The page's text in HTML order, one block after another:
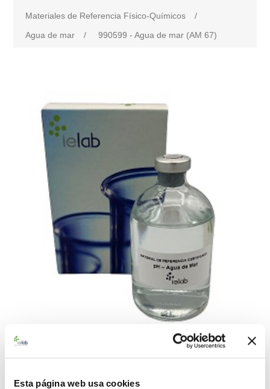
Esta página web usa cookies
Materiales de Referencia Físico-Químicos
/
Agua de mar
/ 990599 - Agua de mar (AM 67)
990599 - Agua de mar (AM